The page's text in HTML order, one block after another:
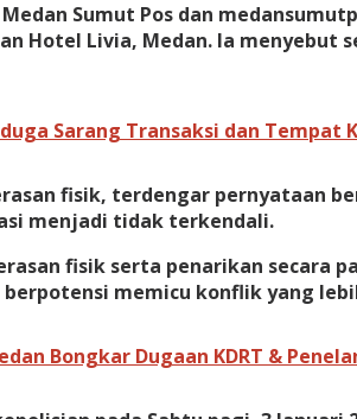
Sumut Pos dan
Hotel Livia, Medan. Ia
Sarang Transaksi dan Tempat
fisik, terdengar pernyataan
menjadi tidak terkendali.
fisik serta penarikan secara
memicu konflik yang
Bongkar Dugaan KDRT &